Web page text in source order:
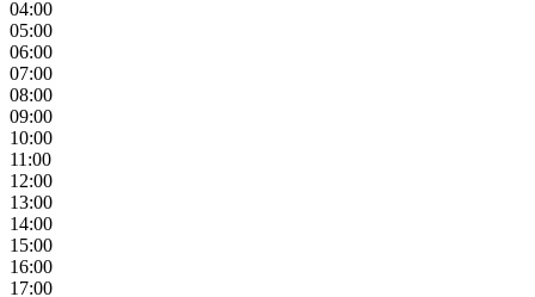
04:00
05:00
06:00
07:00
08:00
09:00
10:00
11:00
12:00
13:00
14:00
15:00
16:00
17:00